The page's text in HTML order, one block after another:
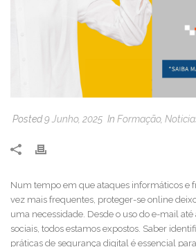
Posted9 Junho, 2025 In Formação,
Num tempo em que ataques informáticos e
vez mais frequentes, proteger-se online
uma necessidade. Desde o uso do e-mail
sociais, todos estamos expostos. Saber
práticas de segurança digital é essencial